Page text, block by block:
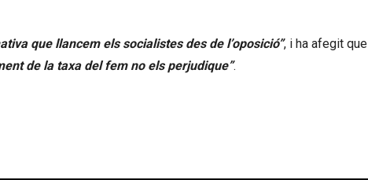
que llancem els socialistes des de l’oposició”, i ha afegit que
de la taxa del fem no els perjudique”.